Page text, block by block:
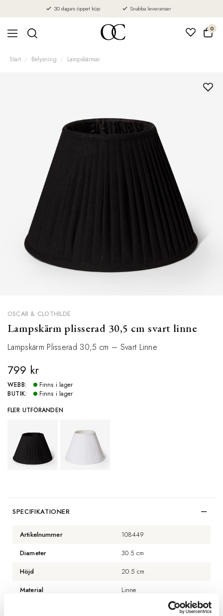
30 dagars öppet köp Snabba leveranser
0
Start Belysning Lampskärmar
OSCAR & CLOTHILDE
Lampskärm plisserad 30,5 cm svart linne
Lampskärm Plisserad 30,5 cm – Svart Linne
799 kr
WEBB:
Finns i lager
BUTIK:
Finns i lager
FLER UTFÖRANDEN
SPECIFIKATIONER
Artikelnummer
108449
Diameter
30.5 cm
Höjd
20.5 cm
Material
Linne